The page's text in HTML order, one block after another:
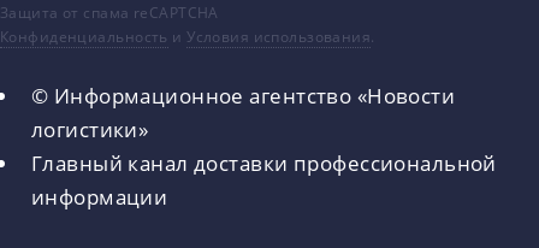
Защита от спама reCAPTCHA
Конфиденциальность иУсловия использования.
© Информационное агентство «Новости
логистики»
Главный канал доставки профессиональной
информации